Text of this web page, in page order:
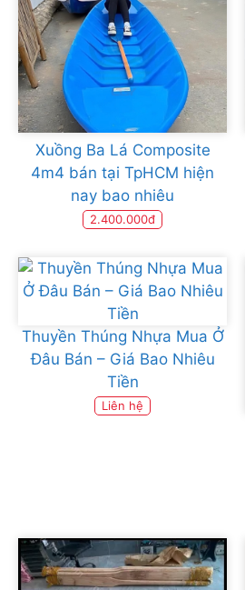
Xuồng Ba Lá Composite
4m4 bán tại TpHCM hiện
nay bao nhiêu
2.400.000đ
Thuyền Thúng Nhựa Mua Ở
Đâu Bán – Giá Bao Nhiêu
Tiền
Liên hệ